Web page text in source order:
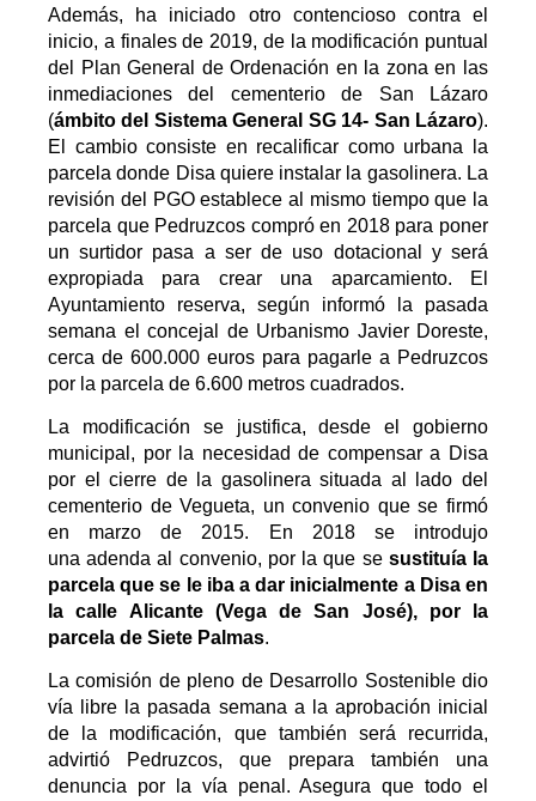
Además, ha iniciado otro contencioso contra el
inicio, a finales de 2019, de la modificación puntual
del Plan General de Ordenación en la zona en las
inmediaciones del cementerio de San Lázaro
(ámbito del Sistema General SG 14- San Lázaro).
El cambio consiste en recalificar como urbana la
parcela donde Disa quiere instalar la gasolinera. La
revisión del PGO establece al mismo tiempo que la
parcela que Pedruzcos compró en 2018 para poner
un surtidor pasa a ser de uso dotacional y será
expropiada para crear una aparcamiento. El
Ayuntamiento reserva, según informó la pasada
semana el concejal de Urbanismo Javier Doreste,
cerca de 600.000 euros para pagarle a Pedruzcos
por la parcela de 6.600 metros cuadrados.
La modificación se justifica, desde el gobierno
municipal, por la necesidad de compensar a Disa
por el cierre de la gasolinera situada al lado del
cementerio de Vegueta, unconvenio que se firmó
en marzo de 2015. En 2018 se introdujo
unaadenda al convenio, por la que se sustituía la
parcela que se le iba a dar inicialmente a Disa en
la calle Alicante (Vega de San José), por la
parcela de Siete Palmas.
La comisión de pleno de Desarrollo Sostenible dio
vía libre la pasada semana a la aprobación inicial
de la modificación, que también será recurrida,
advirtió Pedruzcos, que prepara también una
denuncia por la vía penal. Asegura que todo el